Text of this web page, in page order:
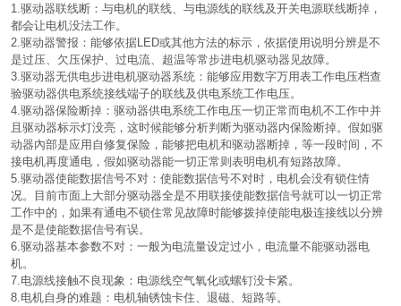
1.驱动器联线断：与电机的联线、与电源线的联线及开关电源联线断掉，
都会让电机没法工作。
2.驱动器警报：能够依据LED或其他方法的标示，依据使用说明分辨是不
是过压、欠压保护、过电流、超温等常步进电机驱动器见故障。
3.驱动器无供电步进电机驱动器系统：能够应用数字万用表工作电压档查
验驱动器供电系统接线端子的联线及供电系统工作电压。
4.驱动器保险断掉：驱动器供电系统工作电压一切正常而电机不工作中并
且驱动器标示灯没亮，这时候能够分析判断为驱动器内保险断掉。假如驱
动器內部是应用自修复保险，能够把电机和驱动器断掉，等一段时间，不
接电机再度通电，假如驱动器能一切正常则表明电机有短路故障。
5.驱动器使能数据信号不对：使能数据信号不对时，电机会没有锁住情
况。目前市面上大部分驱动器全是不用联接使能数据信号就可以一切正常
工作中的，如果有通电不锁住常见故障时能够拨掉使能电极连接线以分辨
是不是使能数据信号有误。
6.驱动器基本参数不对：一般为电流量设定过小，电流量不能驱动器电
机。
7.电源线接触不良现象：电源线空气氧化或螺钉没卡紧。
8.电机自身的难题：电机轴锈蚀卡住、退磁、短路等。